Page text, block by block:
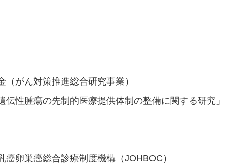
がん対策推進総合研究事業）
伝性腫瘍の先制的医療提供体制の整備に関する研究」
卵巣癌総合診療制度機構（JOHBOC）